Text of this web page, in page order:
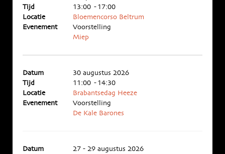
Tijd
13:00 - 17:00
Locatie
Bloemencorso Beltrum
Evenement
Voorstelling
Miep
Datum
30 augustus 2026
Tijd
11:00 - 14:30
Locatie
Brabantsedag Heeze
Evenement
Voorstelling
De Kale Barones
Datum
27 - 29 augustus 2026